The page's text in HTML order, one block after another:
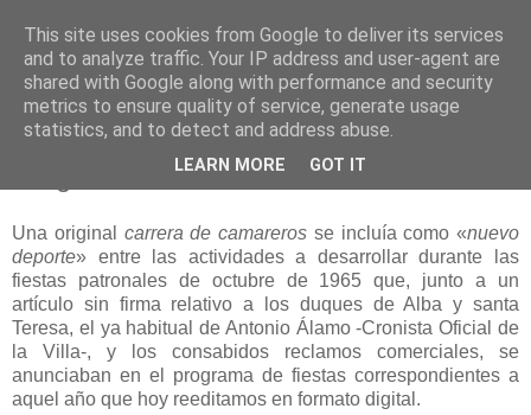
Programa de fiestas 1965
Una original carrera de camareros se incluía como «nuevo
deporte» entre las actividades a desarrollar durante las
fiestas patronales de octubre de 1965 que, junto a un
artículo sin firma relativo a los duques de Alba y santa
Teresa, el ya habitual de Antonio Álamo -Cronista Oficial de
la Villa-, y los consabidos reclamos comerciales, se
anunciaban en el programa de fiestas correspondientes a
aquel año que hoy reeditamos en formato digital.
This site uses cookies from Google to deliver its services
and to analyze traffic. Your IP address and user-agent are
shared with Google along with performance and security
metrics to ensure quality of service, generate usage
statistics, and to detect and address abuse.
LEARN MORE GOT IT